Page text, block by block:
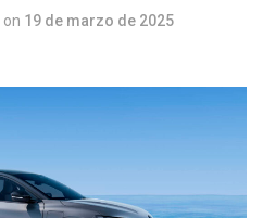
on 19 de marzo de 2025